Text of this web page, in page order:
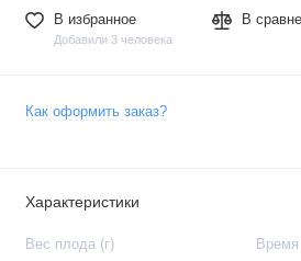
В избранное
Добавили 3 человека
В
Как оформить заказ?
Характеристики
Вес плода (г) Время